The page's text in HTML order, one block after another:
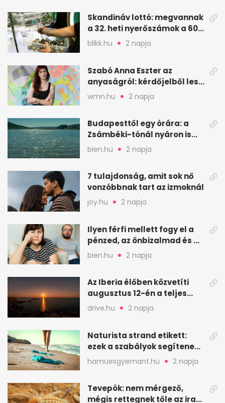
Skandináv lottó: megvannak
a 32. heti nyerőszámok a 600
milliós játékhoz
blikk.hu 2 napja
Szabó Anna Eszter az
anyaságról: kérdőjelből lesz
valaha felkiáltójel?
wmn.hu 2 napja
Budapesttől egy órára: a
Zsámbéki-tónál nyáron is
van hely
bien.hu 2 napja
7 tulajdonság, amit sok nő
vonzóbbnak tart az izmoknál
joy.hu 2 napja
Ilyen férfi mellett fogy el a
pénzed, az önbizalmad és a
nyugalmad
bien.hu 2 napja
Az Iberia élőben közvetíti
augusztus 12-én a teljes
napfogyatkozást
drive.hu 2 napja
Naturista strand etikett:
ezek a szabályok segítenek
komfortosan lenni
hamuesgyemant.hu 2 napja
Tevepók: nem mérgező,
mégis rettegnek tőle az iraki